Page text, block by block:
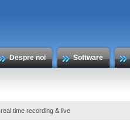
Despre noi Software
time recording & live